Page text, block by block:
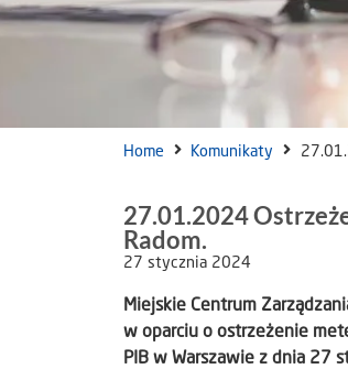
Home Komunikaty
27.01.2024
Radom.
27 stycznia 2024
Miejskie Centrum
w oparciu o ostrzeżenie
PIB w Warszawie z dnia 27